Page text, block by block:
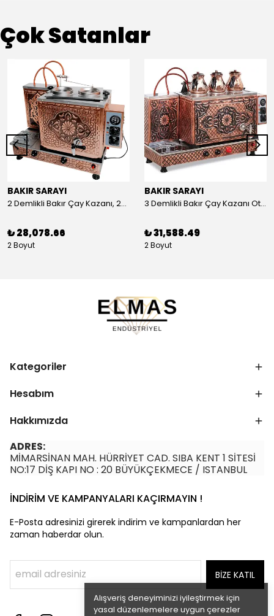
Alışveriş deneyiminizi iyileştirmek için
yasal düzenlemelere uygun çerezler
Çok Satanlar
BAKIR SARAYI
2 Demlikli Bakır Çay Kazanı, 25 Litre
₺ 28,078.66
2 Boyut
BAKIR SARAYI
3 Demlikli Bakır Çay Kazanı Otomatik, 30 Litre
₺ 31,588.49
2 Boyut
Kategoriler
Hesabım
Hakkımızda
ADRES:
MİMARSİNAN MAH. HÜRRİYET CAD. SIBA KENT 1 SİTESİ
NO:17 DİŞ KAPI NO : 20 BÜYÜKÇEKMECE / ISTANBUL
İNDİRİM VE KAMPANYALARI KAÇIRMAYIN !
E-Posta adresinizi girerek indirim ve kampanlardan her
zaman haberdar olun.
BİZE KATIL